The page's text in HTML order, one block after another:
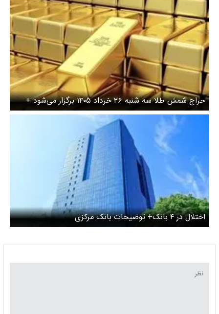
حراج شمش طلا سه شنبه ۲۶ خرداد ۱۴۰۵ برگزار می‌شود +
جزئیات
اختلال در ۴ بانک+ توضیحات بانک مرکزی